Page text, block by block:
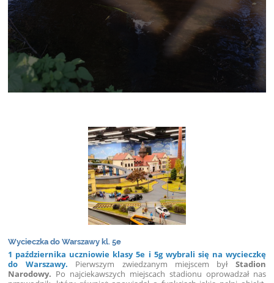
Wycieczka do Warszawy kl. 5e
1 października uczniowie klasy 5e i 5g wybrali się na wycieczkę
do Warszawy. Pierwszym zwiedzanym miejscem był Stadion
Narodowy. Po najciekawszych miejscach stadionu oprowadzał nas